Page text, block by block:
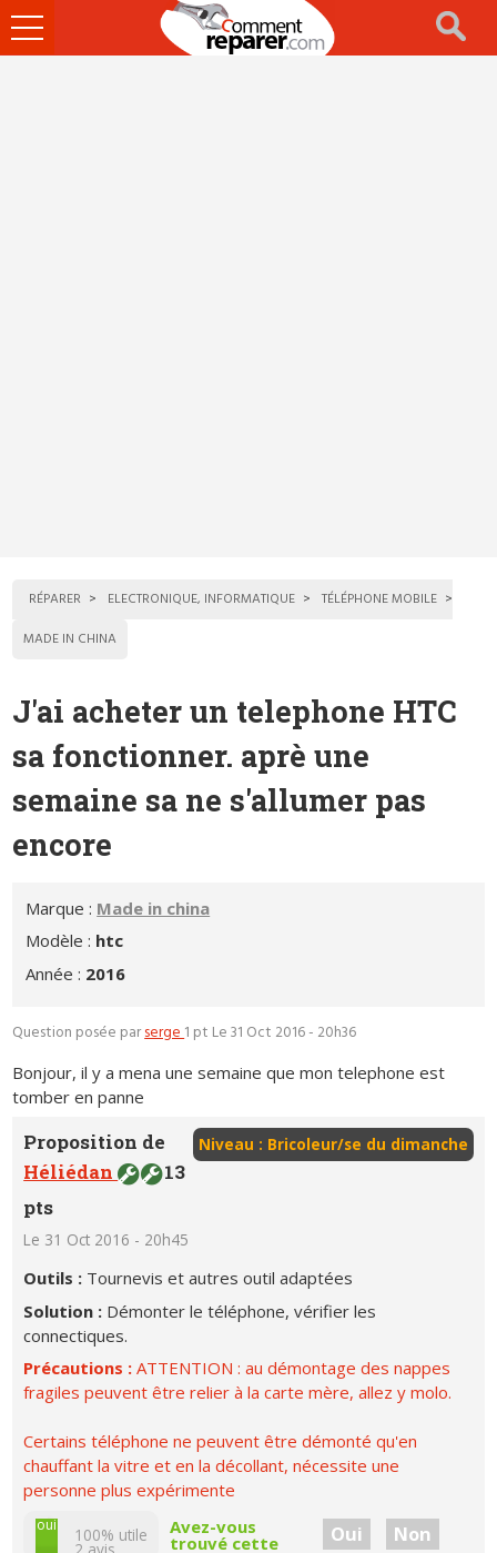
Ouvrir
le
RÉPARER ELECTRONIQUE, INFORMATIQUE
TÉLÉPHONE MOBILE
MADE IN CHINA
J'ai acheter un telephone HTC
sa fonctionner. aprè une
semaine sa ne s'allumer pas
encore
Marque : Made in china
Modèle : htc
Année : 2016
Question posée parserge1 pt Le 31 Oct 2016 - 20h36
Bonjour, il y a mena une semaine que mon telephone est
tomber en panne
Niveau : Bricoleur/se du dimanche
Proposition de
Héliédan
13
pts
Le 31 Oct 2016 - 20h45
Outils : Tournevis et autres outil adaptées
Solution : Démonter le téléphone, vérifier les
connectiques.
Précautions :ATTENTION : au démontage des nappes
fragiles peuvent être relier à la carte mère, allez y molo.
Certains téléphone ne peuvent être démonté qu'en
chauffant la vitre et en la décollant, nécessite une
personne plus expérimente
non
oui 100% utile Avez-vous
trouvé cette Oui Non